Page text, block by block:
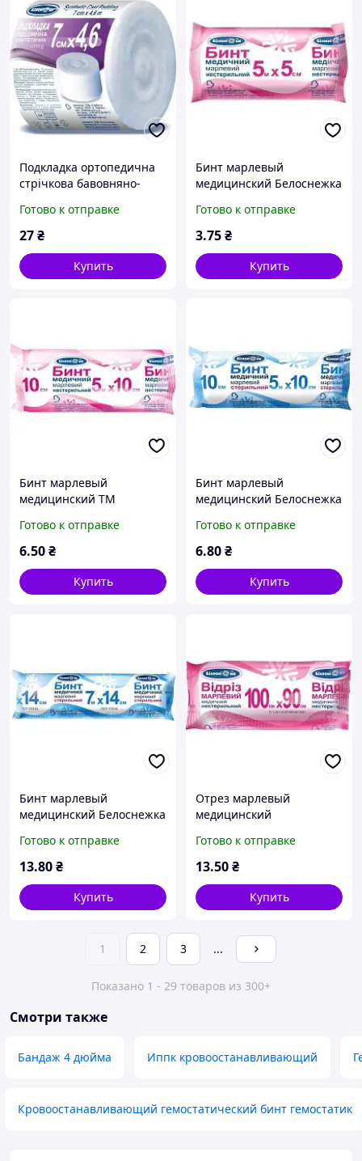
Подкладка ортопедична
стрічкова бавовняно-
довжина 4,6м ТМ
"Білосніжка"
Готово к отправке
27₴
Купить
Бинт марлевый
медицинский Белоснежка
тип 17, Укрмедтекстиль
Готово к отправке
3.75₴
Купить
Бинт марлевый
медицинский ТМ
нестерильный, 5м*10см,
тип 17
Готово к отправке
6.50₴
Купить
Бинт марлевый
медицинский Белоснежка
17, Укрмедтекстиль
Готово к отправке
6.80₴
Купить
Бинт марлевый
медицинский Белоснежка
17 Укрмедтекстиль
Готово к отправке
13.80₴
Купить
Отрез марлевый
медицинский
стерильный, 90см*1м,
тип 17
Готово к отправке
13.50₴
Купить
1 2 3 ...
Показано 1 - 29 товаров из 300+
Смотри также
Бандаж 4 дюйма Иппк кровоостанавливающий
Кровоостанавливающий гемостатический бинт гемостатик